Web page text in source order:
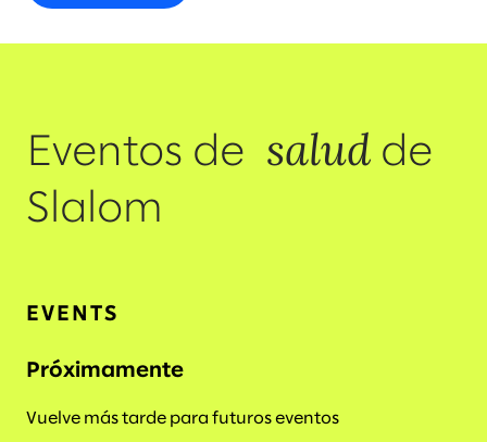
Eventos de salud de
Slalom
EVENTS
Próximamente
Vuelve más tarde para futuros eventos